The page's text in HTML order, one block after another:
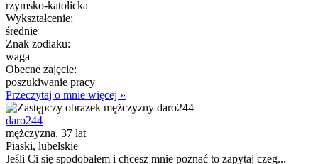
rzymsko-katolicka
Wykształcenie:
średnie
Znak zodiaku:
waga
Obecne zajęcie:
poszukiwanie pracy
Przeczytaj o mnie więcej »
daro244
mężczyzna, 37 lat
Piaski, lubelskie
Jeśli Ci się spodobałem i chcesz mnie poznać to zapytaj czeg...